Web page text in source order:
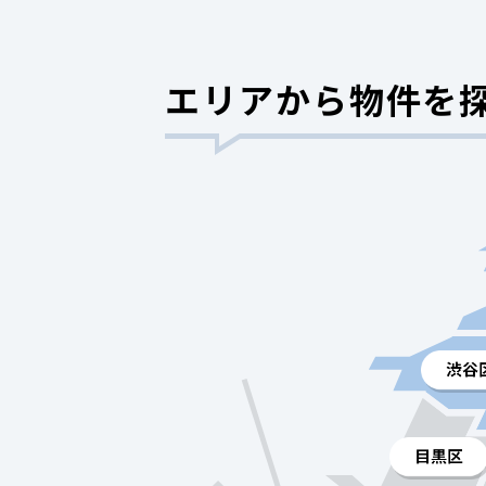
エリアから物件を